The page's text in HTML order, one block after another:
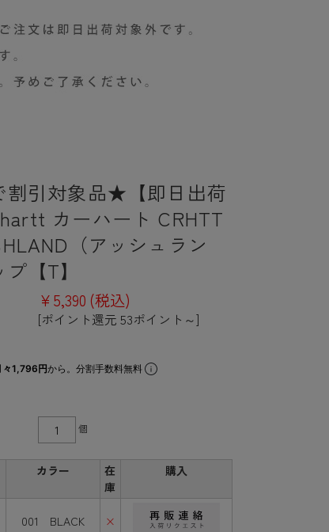
引対象品★【即日出荷
カーハート CRHTT
（アッシュラン
【T】
¥5,390 (税込)
[ポイント還元 53ポイント～]
々1,796円から。分割手数料無料
個
カラー
在
庫
購入
001 BLACK ×